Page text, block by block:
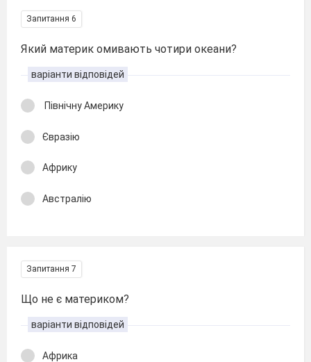
Запитання 6
Який материк омивають чотири океани?
варіанти відповідей
Північну Америку
Євразію
Африку
Австралію
Запитання 7
Що не є материком?
варіанти відповідей
Африка